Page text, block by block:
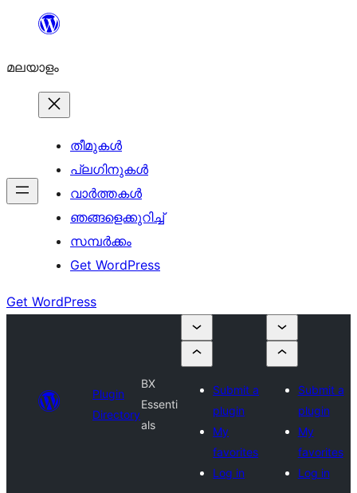
ഉള്ളടക്കത്തിലേക്ക്
മലയാളം
തീമുകൾ
പ്ലഗിനുകൾ
വാര്‍ത്തകള്‍
ഞങ്ങളെക്കുറിച്ച്
സമ്പര്‍ക്കം
Get WordPress
Get WordPress
Plugin
Directory
BX
Essenti
als
Submit a
plugin
My
favorites
Log in
Submit a
plugin
My
favorites
Log in